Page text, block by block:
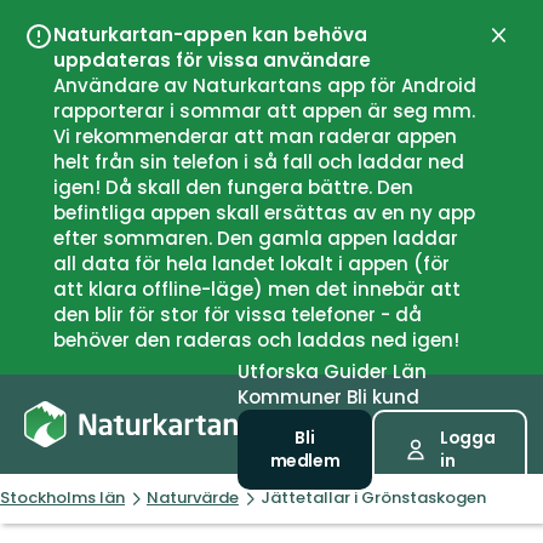
Naturkartan-appen kan behöva
uppdateras för vissa användare
Användare av Naturkartans app för Android
rapporterar i sommar att appen är seg mm.
Vi rekommenderar att man raderar appen
helt från sin telefon i så fall och laddar ned
igen! Då skall den fungera bättre. Den
befintliga appen skall ersättas av en ny app
efter sommaren. Den gamla appen laddar
all data för hela landet lokalt i appen (för
att klara offline-läge) men det innebär att
den blir för stor för vissa telefoner - då
behöver den raderas och laddas ned igen!
UtforskaGuiderLän
Kommuner Bli kund
Bli
medlem
Logga
in
Stockholms län Naturvärde Jättetallar i Grönstaskogen